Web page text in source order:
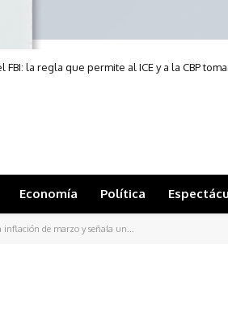
FBI: la regla que permite al ICE y a la CBP
Economía Política
inflación de marzo y señala un...